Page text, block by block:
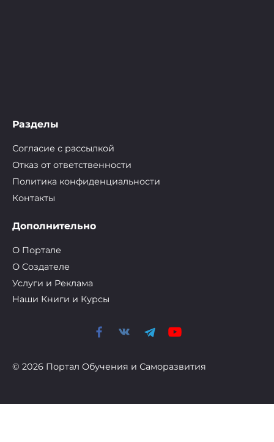
Разделы
Согласие с рассылкой
Отказ от ответственности
Политика конфиденциальности
Контакты
Дополнительно
О Портале
О Cоздателе
Услуги и Реклама
Наши Книги и Курсы
© 2026 Портал Обучения и Саморазвития